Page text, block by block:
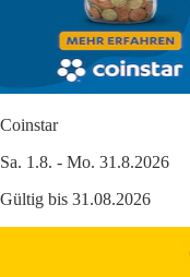
Coinstar
Sa. 1.8. - Mo. 31.8.2026
Gültig bis 31.08.2026